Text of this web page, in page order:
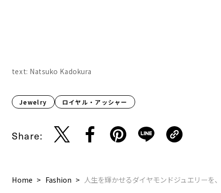
text: Natsuko Kadokura
Jewelry ロイヤル・アッシャー
Share:
Home Fashion 人生を輝かせるダイヤモンドジュエリーを